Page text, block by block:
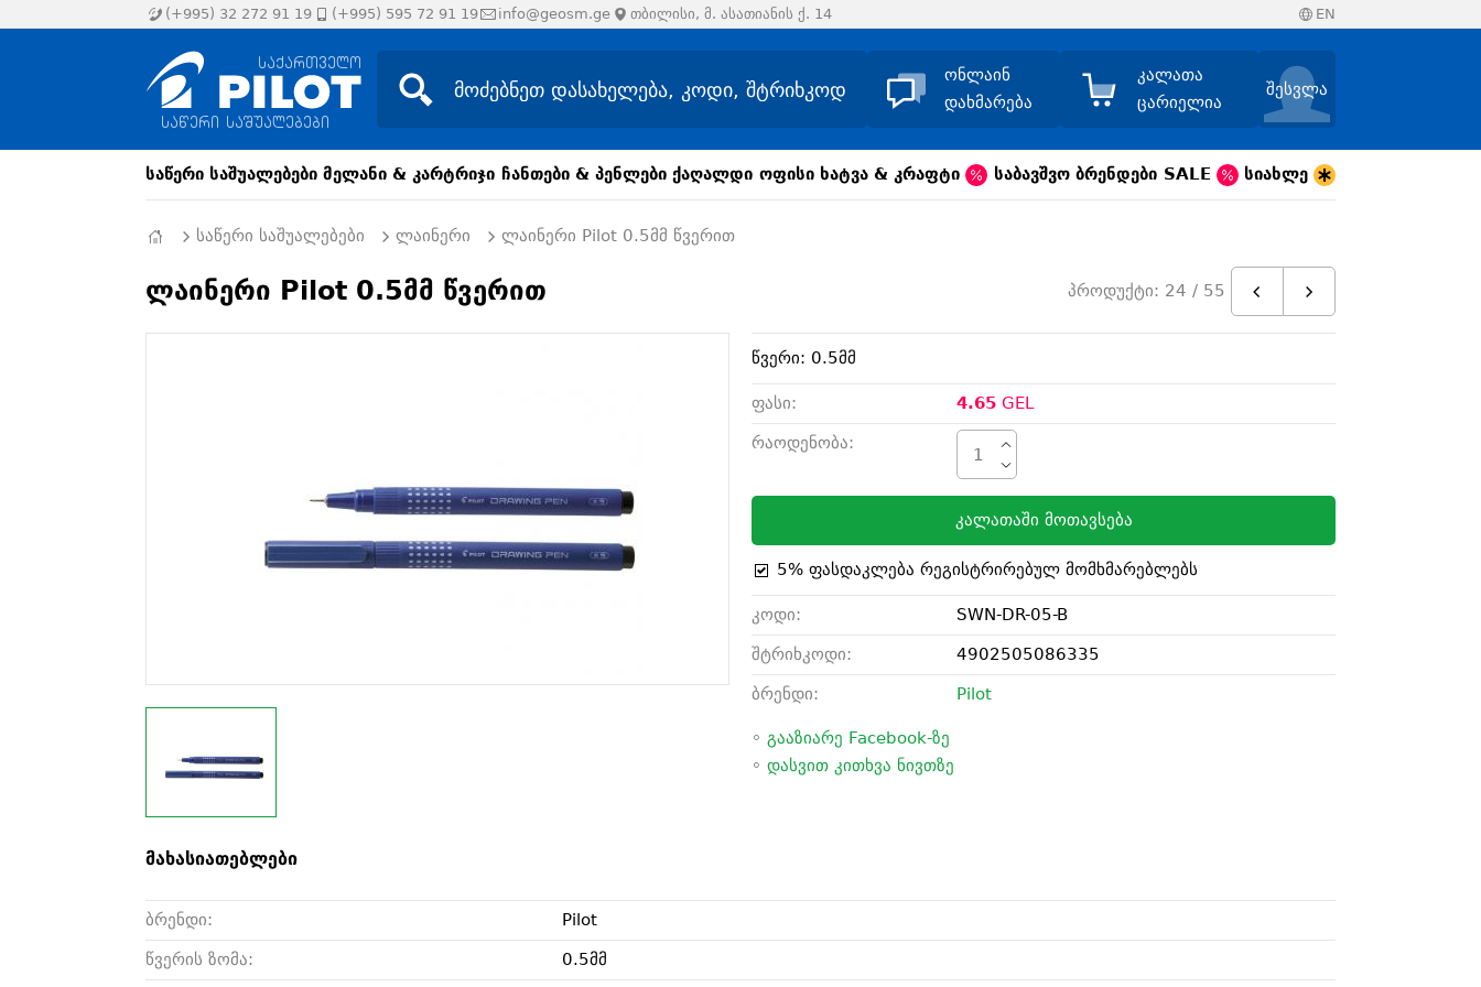
(+995) 32 272 91 19 (+995) 595 72 91 19 info@geosm.ge თბილისი, მ. ასათიანის ქ. 14 EN
ონლაინ
დახმარება
კალათა
ცარიელია
შესვლა
საწერი საშუალებები მელანი & კარტრიჯი ჩანთები & პენლები ქაღალდი ოფისი ხატვა & კრაფტი საბავშვო ბრენდები SALE სიახლე
საწერი საშუალებები ლაინერი ლაინერი Pilot 0.5მმ წვერით
ლაინერი Pilot 0.5მმ წვერით პროდუქტი: 24 / 55
წვერი: 0.5მმ
ფასი: 4.65GEL
რაოდენობა:
კალათაში მოთავსება
5% ფასდაკლება რეგისტრირებულ მომხმარებლებს
კოდი:
SWN-DR-05-B
შტრიხკოდი:
4902505086335
ბრენდი:
Pilot
◦ გააზიარე Facebook-ზე
◦ დასვით კითხვა ნივთზე
მახასიათებლები
ბრენდი:
Pilot
წვერის ზომა:
0.5მმ